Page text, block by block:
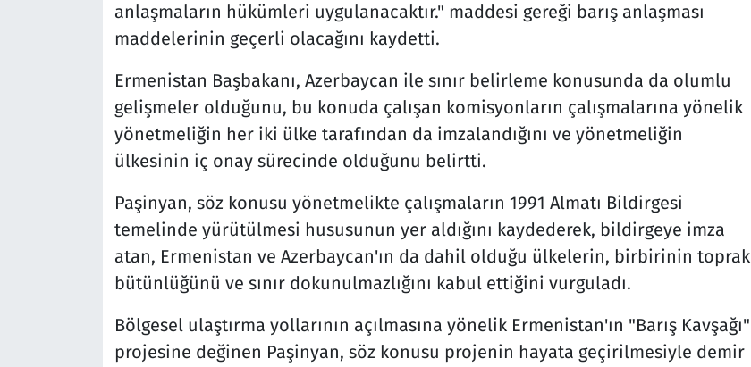
anlaşmaların hükümleri uygulanacaktır." maddesi gereği barış anlaşması
maddelerinin geçerli olacağını kaydetti.
Ermenistan Başbakanı, Azerbaycan ile sınır belirleme konusunda da olumlu
gelişmeler olduğunu, bu konuda çalışan komisyonların çalışmalarına yönelik
yönetmeliğin her iki ülke tarafından da imzalandığını ve yönetmeliğin
ülkesinin iç onay sürecinde olduğunu belirtti.
Paşinyan, söz konusu yönetmelikte çalışmaların 1991 Almatı Bildirgesi
temelinde yürütülmesi hususunun yer aldığını kaydederek, bildirgeye imza
atan, Ermenistan ve Azerbaycan'ın da dahil olduğu ülkelerin, birbirinin toprak
bütünlüğünü ve sınır dokunulmazlığını kabul ettiğini vurguladı.
Bölgesel ulaştırma yollarının açılmasına yönelik Ermenistan'ın "Barış Kavşağı"
projesine değinen Paşinyan, söz konusu projenin hayata geçirilmesiyle demir